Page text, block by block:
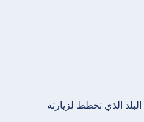
الذي تخطط لزيارته